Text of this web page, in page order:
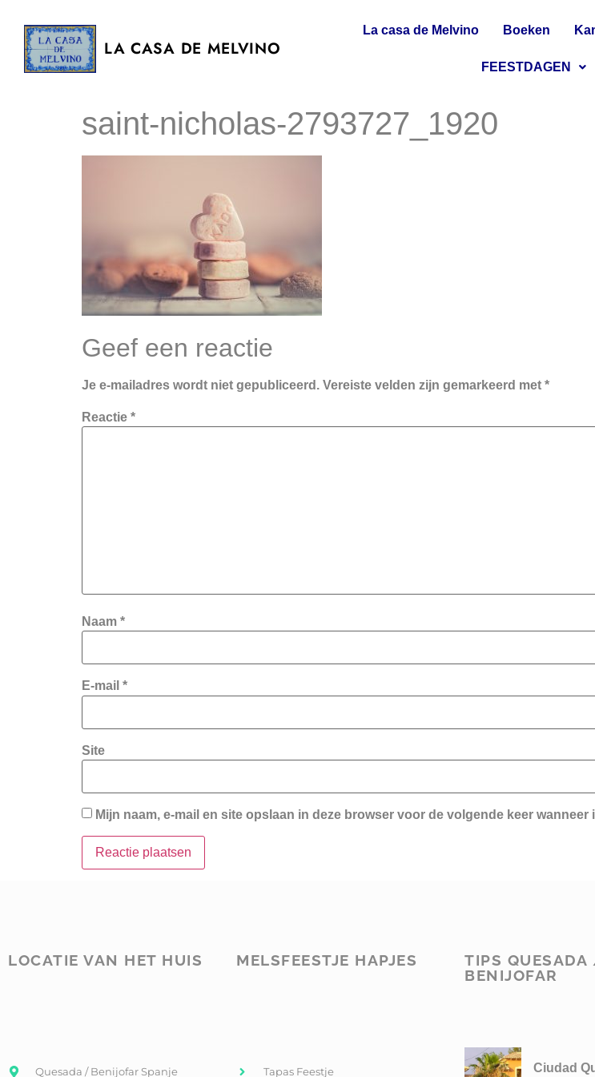
LA CASA DE MELVINO
La casa de Melvino Boeken
FEESTDAGEN
saint-nicholas-2793727_1920
Geef een reactie
Je e-mailadres wordt niet gepubliceerd. Vereiste velden zijn gemarkeerd met *
Reactie *
Naam *
E-mail *
Site
Mijn naam, e-mail en site opslaan in deze browser voor de volgende keer wanneer
LOCATIE VAN HET HUIS
Quesada / Benijofar Spanje
MELSFEESTJE HAPJES
Tapas Feestje
TIPS
BENIJOFAR
Ciudad